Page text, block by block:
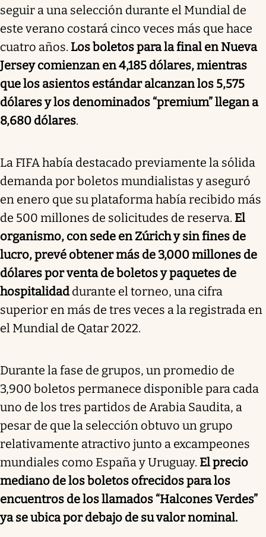
seguir a una selección durante el Mundial de
este verano costará cinco veces más que hace
cuatro años. Los boletos para la final en Nueva
Jersey comienzan en 4,185 dólares, mientras
que los asientos estándar alcanzan los 5,575
dólares y los denominados “premium” llegan a
8,680 dólares.
La FIFA había destacado previamente la sólida
demanda por boletos mundialistas y aseguró
en enero que su plataforma había recibido más
de 500 millones de solicitudes de reserva. El
organismo, con sede en Zúrich y sin fines de
lucro, prevé obtener más de 3,000 millones de
dólares por venta de boletos y paquetes de
hospitalidaddurante el torneo, una cifra
superior en más de tres veces a la registrada en
el Mundial de Qatar 2022.
Durante la fase de grupos, un promedio de
3,900 boletos permanece disponible para cada
uno de los tres partidos de Arabia Saudita, a
pesar de que la selección obtuvo un grupo
relativamente atractivo junto a excampeones
mundiales como España y Uruguay. El precio
mediano de los boletos ofrecidos para los
encuentros de los llamados “Halcones Verdes”
ya se ubica por debajo de su valor nominal.